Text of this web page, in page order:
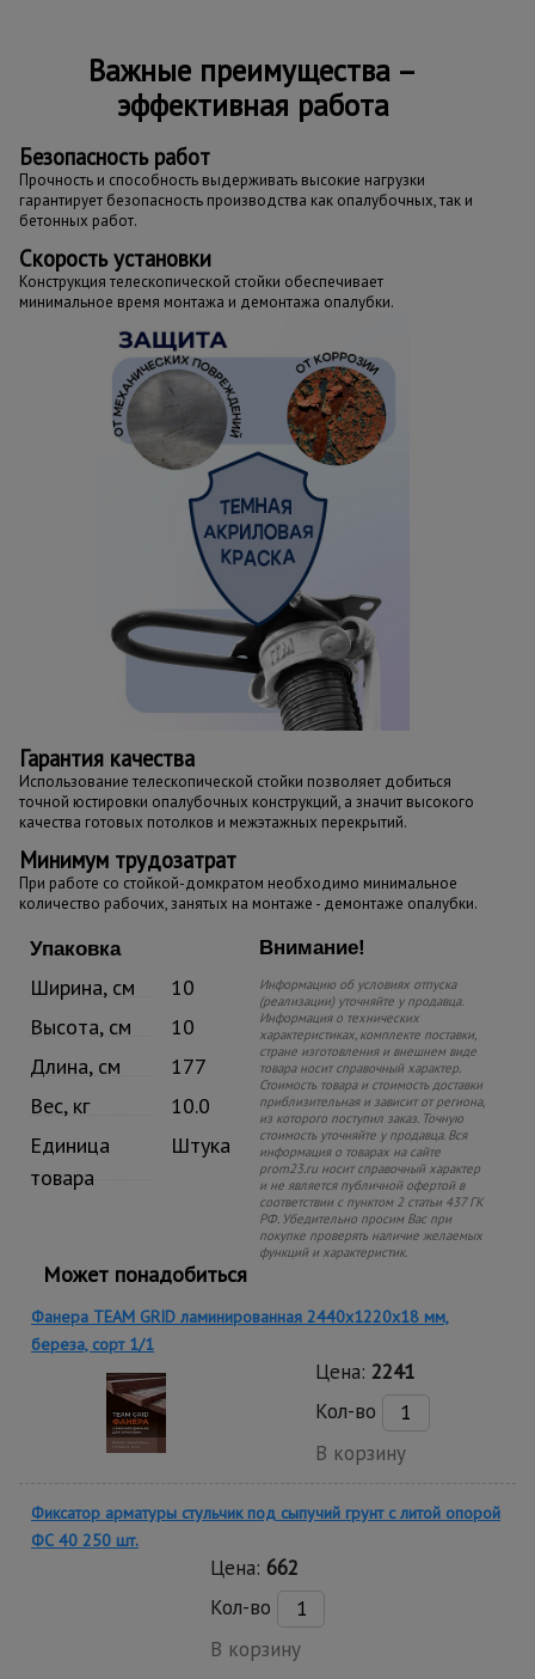
Важные преимущества –
эффективная работа
Безопасность работ
Прочность и способность выдерживать высокие нагрузки
гарантирует безопасность производства как опалубочных, так и
бетонных работ.
Скорость установки
Конструкция телескопической стойки обеспечивает
минимальное время монтажа и демонтажа опалубки.
Гарантия качества
Использование телескопической стойки позволяет добиться
точной юстировки опалубочных конструкций, а значит высокого
качества готовых потолков и межэтажных перекрытий.
Минимум трудозатрат
При работе со стойкой-домкратом необходимо минимальное
количество рабочих, занятых на монтаже - демонтаже опалубки.
Упаковка
Ширина, см
10
Высота, см
10
Длина, см
177
Вес, кг
10.0
Единица
товара
Штука
Внимание!
Информацию об условиях отпуска
(реализации) уточняйте у продавца.
Информация о технических
характеристиках, комплекте поставки,
стране изготовления и внешнем виде
товара носит справочный характер.
Стоимость товара и стоимость доставки
приблизительная и зависит от региона,
из которого поступил заказ. Точную
стоимость уточняйте у продавца. Вся
информация о товарах на сайте
prom23.ru носит справочный характер
и не является публичной офертой в
соответствии с пунктом 2 статьи 437 ГК
РФ. Убедительно просим Вас при
покупке проверять наличие желаемых
функций и характеристик.
Может понадобиться
Фанера TEAM GRID ламинированная 2440х1220х18 мм,
береза, сорт 1/1
Цена: 2241
Кол-во
В корзину
Фиксатор арматуры стульчик под сыпучий грунт с литой опорой
ФС 40 250 шт.
Цена: 662
Кол-во
В корзину